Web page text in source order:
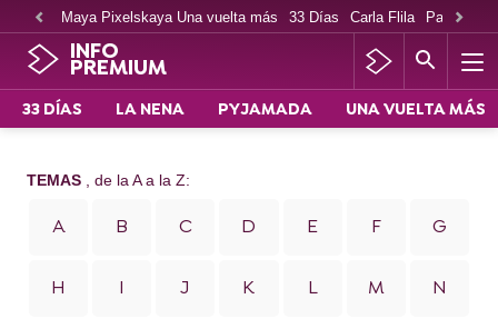
Maya Pixelskaya Una vuelta más 33 Días Carla Flila Paco
INFO
PREMIUM
33 DÍAS LA NENA PYJAMADA UNA VUELTA MÁS
TEMAS , de la A a la Z:
A B C D E F G
H I J K L M N